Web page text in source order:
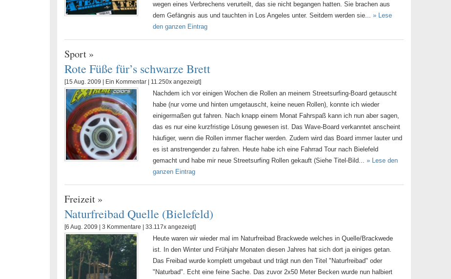
wegen eines Verbrechens verurteilt, das sie nicht begangen hatten. Sie brachen aus
dem Gefängnis aus und tauchten in Los Angeles unter. Seitdem werden sie...» Lese
den ganzen Eintrag
Sport »
Rote Füße für’s schwarze Brett
[15 Aug. 2009 | Ein Kommentar | 11.250x angezeigt]
Nachdem ich vor einigen Wochen die Rollen an meinem Streetsurfing-Board getauscht
habe (nur vorne und hinten umgetauscht, keine neuen Rollen), konnte ich wieder
einigermaßen gut fahren. Nach knapp einem Monat Fahrspaß kann ich nun aber sagen,
das es nur eine kurzfristige Lösung gewesen ist. Das Wave-Board verkanntet anscheint
häufiger, wenn die Rollen immer flacher werden. Zudem wird das Board immer lauter und
es ist anstrengender zu fahren. Heute habe ich eine Fahrrad Tour nach Bielefeld
gemacht und habe mir neue Streetsurfing Rollen gekauft (Siehe Titel-Bild...» Lese den
ganzen Eintrag
Freizeit »
Naturfreibad Quelle (Bielefeld)
[6 Aug. 2009 | 3 Kommentare | 33.117x angezeigt]
Heute waren wir wieder mal im Naturfreibad Brackwede welches in Quelle/Brackwede
ist. In den Winter und Frühjahr Monaten diesen Jahres hat sich dort ja einiges getan.
Das Freibad wurde komplett umgebaut und trägt nun den Titel "Naturfreibad" oder
"Naturbad". Echt eine feine Sache. Das zuvor 2x50 Meter Becken wurde nun halbiert